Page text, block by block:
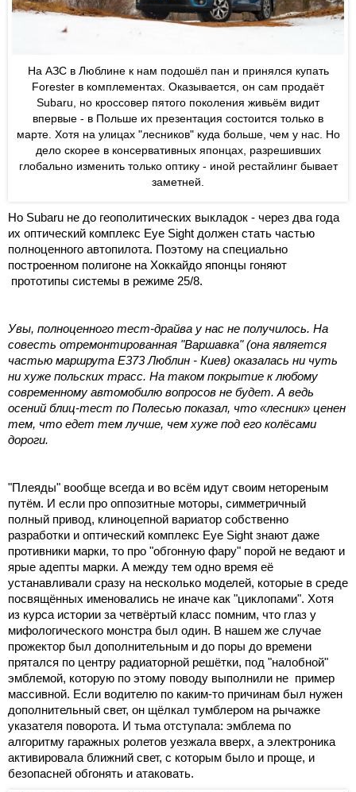
На АЗС в Люблине к нам подошёл пан и принялся купать
Forester в комплементах. Оказывается, он сам продаёт
Subaru, но кроссовер пятого поколения живьём видит
впервые - в Польше их презентация состоится только в
марте. Хотя на улицах "лесников" куда больше, чем у нас. Но
дело скорее в консервативных японцах, разрешивших
глобально изменить только оптику - иной рестайлинг бывает
заметней.
Но Subaru не до геополитических выкладок - через два года
их оптический комплекс Eye Sight должен стать частью
полноценного автопилота. Поэтому на специально
построенном полигоне на Хоккайдо японцы гоняют
прототипы системы в режиме 25/8.
Увы, полноценного тест-драйва у нас не получилось. На
совесть отремонтированная "Варшавка" (она является
частью маршрута E373 Люблин - Киев) оказалась ни чуть
ни хуже польских трасс. На таком покрытие к любому
современному автомобилю вопросов не будет. А ведь
осений блиц-тест по Полесью показал, что «лесник» ценен
тем, что едет тем лучше, чем хуже под его колёсами
дороги.
"Плеяды" вообще всегда и во всём идут своим нетореным
путём. И если про оппозитные моторы, симметричный
полный привод, клиноцепной вариатор собственно
разработки и оптический комплекс Eye Sight знают даже
противники марки, то про "обгонную фару" порой не ведают и
ярые адепты марки. А между тем одно время её
устанавливали сразу на несколько моделей, которые в среде
посвящённых именовались не иначе как "циклопами". Хотя
из курса истории за четвёртый класс помним, что глаз у
мифологического монстра был один. В нашем же случае
прожектор был дополнительным и до поры до времени
прятался по центру радиаторной решётки, под "налобной"
эмблемой, которую по этому поводу выполнили не пример
массивной. Если водителю по каким-то причинам был нужен
дополнительный свет, он щёлкал тумблером на рычажке
указателя поворота. И тьма отступала: эмблема по
алгоритму гаражных ролетов уезжала вверх, а электроника
активировала ближний свет, с которым было и проще, и
безопасней обгонять и атаковать.